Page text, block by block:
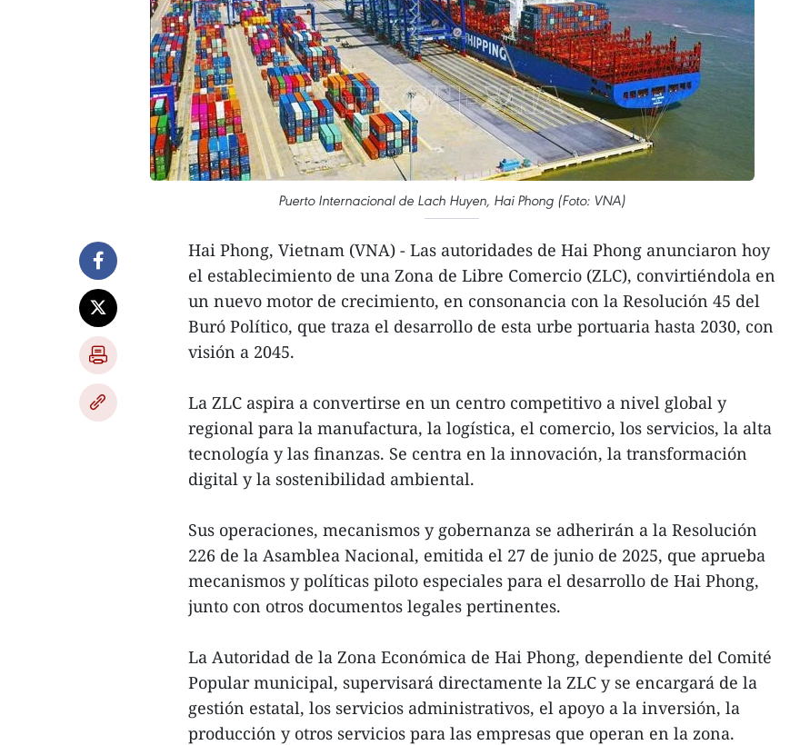
Puerto Internacional de Lach Huyen, Hai Phong (Foto: VNA)
Hai Phong, Vietnam (VNA) - Las autoridades de Hai Phong anunciaron hoy
el establecimiento de una Zona de Libre Comercio (ZLC), convirtiéndola en
un nuevo motor de crecimiento, en consonancia con la Resolución 45 del
Buró Político, que traza el desarrollo de esta urbe portuaria hasta 2030, con
visión a 2045.
La ZLC aspira a convertirse en un centro competitivo a nivel global y
regional para la manufactura, la logística, el comercio, los servicios, la alta
tecnología y las finanzas. Se centra en la innovación, la transformación
digital y la sostenibilidad ambiental.
Sus operaciones, mecanismos y gobernanza se adherirán a la Resolución
226 de la Asamblea Nacional, emitida el 27 de junio de 2025, que aprueba
mecanismos y políticas piloto especiales para el desarrollo de Hai Phong,
junto con otros documentos legales pertinentes.
La Autoridad de la Zona Económica de Hai Phong, dependiente del Comité
Popular municipal, supervisará directamente la ZLC y se encargará de la
gestión estatal, los servicios administrativos, el apoyo a la inversión, la
producción y otros servicios para las empresas que operan en la zona.